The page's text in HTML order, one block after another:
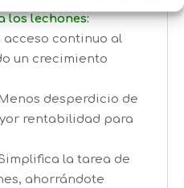
los lechones:
acceso continuo al
un crecimiento
Menos desperdicio de
rentabilidad para
la tarea de
ahorrándote